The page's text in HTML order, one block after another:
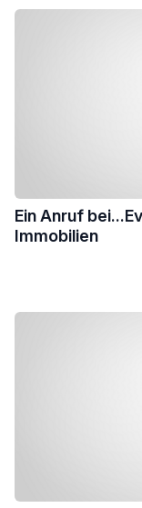
Ein Anruf
Immobilien